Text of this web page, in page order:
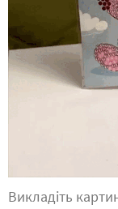
Викладіть